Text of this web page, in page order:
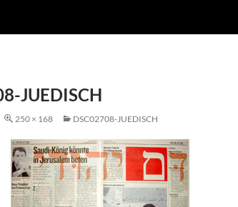
JUEDISCH
250 × 168 DSC02708-JUEDISCH